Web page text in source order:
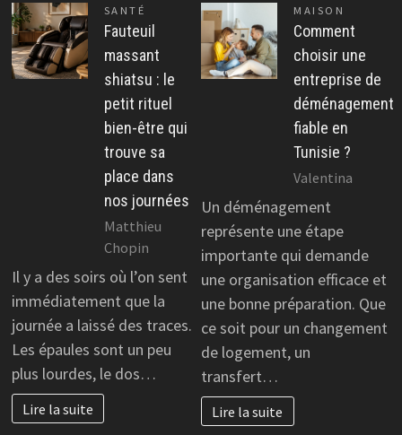
SANTÉ
Fauteuil
massant
shiatsu : le
petit rituel
bien-être qui
trouve sa
place dans
nos journées
Matthieu
Chopin
Il y a des soirs où l’on sent
immédiatement que la
journée a laissé des traces.
Les épaules sont un peu
plus lourdes, le dos…
Lire la suite
MAISON
Comment
choisir une
entreprise de
déménagement
fiable en
Tunisie ?
Valentina
Un déménagement
représente une étape
importante qui demande
une organisation efficace et
une bonne préparation. Que
ce soit pour un changement
de logement, un
transfert…
Lire la suite